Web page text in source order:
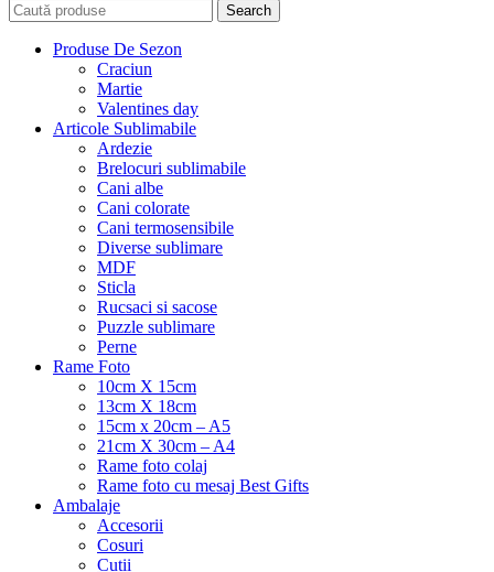
Search
Produse De Sezon
Craciun
Martie
Valentines day
Articole Sublimabile
Ardezie
Brelocuri sublimabile
Cani albe
Cani colorate
Cani termosensibile
Diverse sublimare
MDF
Sticla
Rucsaci si sacose
Puzzle sublimare
Perne
Rame Foto
10cm X 15cm
13cm X 18cm
15cm x 20cm – A5
21cm X 30cm – A4
Rame foto colaj
Rame foto cu mesaj Best Gifts
Ambalaje
Accesorii
Cosuri
Cutii